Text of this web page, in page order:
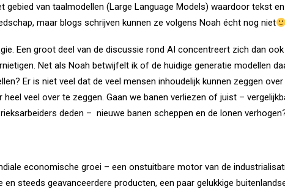
gebied van taalmodellen (Large Language Models) waardoor tekst
maar blogs schrijven kunnen ze volgens Noah écht nog niet
Een groot deel van de discussie rond AI concentreert zich dan
Net als Noah betwijfelt ik of de huidige generatie modellen
Er is niet veel dat de veel mensen inhoudelijk kunnen zeggen over
veel over te zeggen. Gaan we banen verliezen of juist –
deden – nieuwe banen scheppen en de lonen
economische groei – een onstuitbare motor van de
steeds geavanceerdere producten, een paar gelukkige